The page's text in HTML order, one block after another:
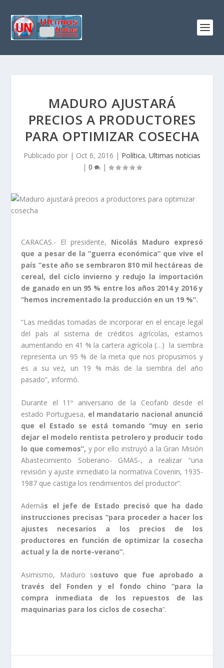
MADURO AJUSTARÁ
PRECIOS A PRODUCTORES
PARA OPTIMIZAR COSECHA
Publicado por | Oct 6, 2016 | Política, Ultimas noticias
| 0 |
CARACAS.- El presidente, Nicolás Maduro expresó
que a pesar de la “guerra económica” que vive el
país “este año se sembraron 810 mil hectáreas de
cereal, del ciclo invierno y redujo la importación
de ganado en un 95 % entre los años 2014 y 2016 y
“hemos incrementado la producción en un 19 %”.
“Las medidas tomadas de incorporar en el encaje legal
del país al sistema de créditos agrícolas, estamos
aumentando en 41 % la cartera agrícola (…) la siembra
representa un 95 % de la meta que nos propusimos y
es a su vez, un 19 % más de la siembra del año
pasado”, informó.
Durante el 11º aniversario de la Ceofanb desde el
estado Portuguesa, el mandatario nacional anunció
que el Estado se está tomando “muy en serio
dejar el modelo rentista petrolero y producir todo
lo que comemos”, y por ello instruyó a la Gran Misión
Abastecimiento Soberano- GMAS-, a realizar “una
revisión y ajuste inmediato la normativa Covenin, 1935-
1987 que castiga los rendimientos del productor”.
Además el jefe de Estado precisó que ha dado
instrucciones precisas “para proceder a hacer los
ajustes necesarios a los precios de los
productores en función de optimizar la cosecha
actual y la de norte-verano”.
Asimismo, Maduro sostuvo que fue aprobado a
través del Fonden y el fondo chino “para la
compra inmediata de los repuestos de las
maquinarias para los ciclos de cosecha“.